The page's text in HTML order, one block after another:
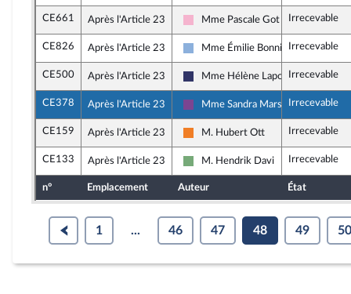
CE661 Après l'Article 23
Socialistes et apparentés
Mme Pascale Got Irrecevable
CE826 Après l'Article 23
Droite Républicaine
Mme Émilie BonnivardIrrecevable
CE500 Après l'Article 23
Rassemblement National
Mme Hélène LaporteIrrecevable
CE378 Après l'Article 23
Ensemble pour la République
Mme Sandra MarsaudIrrecevable
CE159 Après l'Article 23
Les Démocrates
M. Hubert Ott Irrecevable
CE133 Après l'Article 23
Écologiste et Social
M. Hendrik Davi Irrecevable
n° Emplacement Auteur État
1 ... 46 47 48 49 50